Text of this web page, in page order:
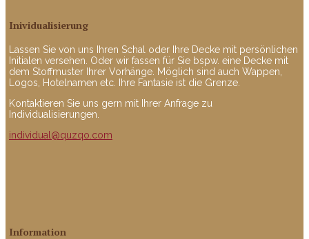
Inividualisierung
Lassen Sie von uns Ihren Schal oder Ihre Decke mit persönlichen
Initialen versehen. Oder wir fassen für Sie bspw. eine Decke mit
dem Stoffmuster Ihrer Vorhänge. Möglich sind auch Wappen,
Logos, Hotelnamen etc. Ihre Fantasie ist die Grenze.
Kontaktieren Sie uns gern mit Ihrer Anfrage zu
Individualisierungen.
individual@quzqo.com
Information